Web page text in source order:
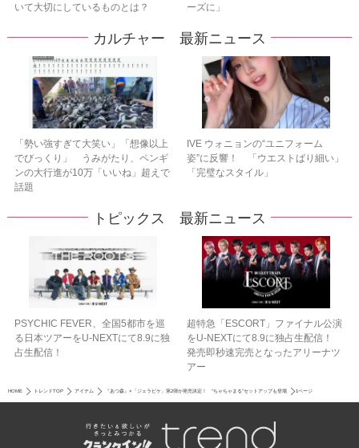
いて大切にしているものとは？
ーズに」
カルチャー 最新ニュース
「勢い強すぎて大笑い」「想像以上
でびっくり」 うみがたり、ペンギ
ンの大行進が10万「いいね」超えで
話題
IVE ウォニョンの“ユニフォーム
姿”に反響！ 「ウエストばり細い」
「完璧なスタイル」
トピックス 最新ニュース
PSYCHIC FEVER、全国5都市を巡
る日本ツアーをU‐NEXTにて8.9に独
占生配信！
超特急「ESCORT」ファイナル公演
をU-NEXTにて8.9に独占生配信！
発売即秒速完売となったアリーナツ
アー
HOME トレンドTOP アイテム 『あつ森』×「ジェラピケ」第2弾が発売決定！ “ちゃちゃまる”セットアップも登場 1ページ